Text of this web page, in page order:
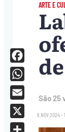
ARTE E
São 25
6.NOV.2024 -
Facebook
WhatsApp
Email
X